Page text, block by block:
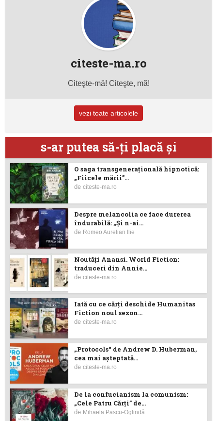
citeste-ma.ro
Citeşte-mă! Citeşte, mă!
vezi toate articolele
s-ar putea să-ţi placă şi
O saga transgenerațională hipnotică:
„Fiicele mării”...
deciteste-ma.ro
Despre melancolia ce face durerea
îndurabilă: „Și n-ai...
de Romeo Aurelian Ilie
Noutăţi Anansi. World Fiction:
traduceri din Annie...
deciteste-ma.ro
Iată cu ce cărţi deschide Humanitas
Fiction noul sezon...
deciteste-ma.ro
„Protocols“ de Andrew D. Huberman,
cea mai așteptată...
deciteste-ma.ro
De la confucianism la comunism:
„Cele Patru Cărți” de...
de Mihaela Pascu-Oglindă